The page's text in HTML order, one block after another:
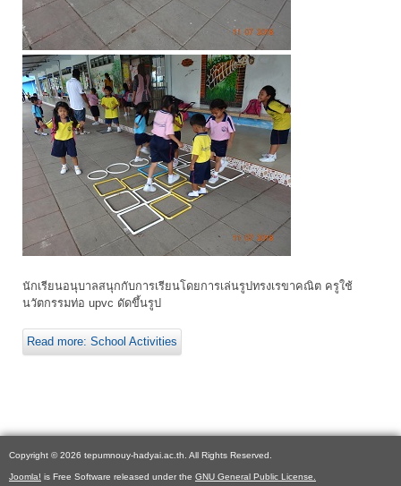
นักเรียนอนุบาลสนุกกับการเรียนโดยการเล่นรูปทรงเรขาคณิต ครูใช้
นวัตกรรมท่อ upvc ดัดขึ้นรูป
Read more: School Activities
Copyright © 2026 tepumnouy-hadyai.ac.th. All Rights Reserved.
Joomla! is Free Software released under the GNU General Public License.